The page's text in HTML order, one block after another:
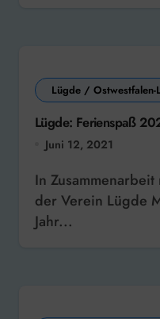
Lügde / Ostwestfalen-
Lügde: Ferienspaß
Juni 12, 2021
In Zusammenarbeit mit der Stadt Lügde will
der Verein Lügde
Jahr...